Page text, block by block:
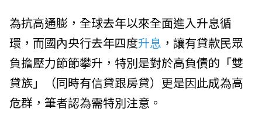
為抗高通膨，全球去年以來全面進入升息循
環，而國內央行去年四度升息 ，讓有貸款民眾
負擔壓力節節攀升，特別是對於高負債的「雙
貸族」（同時有信貸跟房貸）更是因此成為高
危群，筆者認為需特別注意。